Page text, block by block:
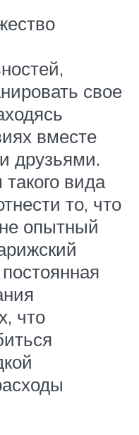
свое
вместе
друзьями.
вида
то, что
опытный
что